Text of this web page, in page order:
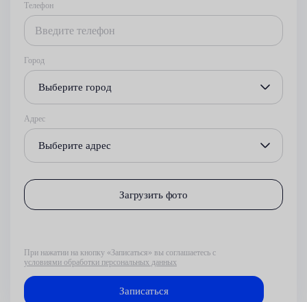
Телефон
Город
Выберите город
Адрес
Выберите адрес
Загрузить фото
При нажатии на кнопку «Записаться» вы соглашаетесь с
условиями обработки персональных данных